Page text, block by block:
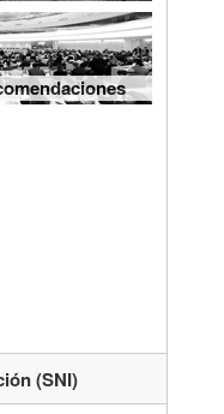
(SNI)